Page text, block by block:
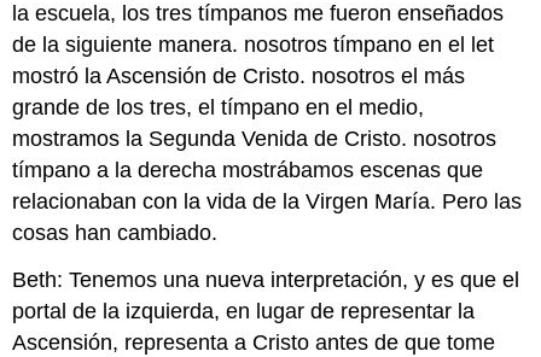
la escuela, los tres tímpanos me fueron enseñados
de la siguiente manera. nosotros tímpano en el let
mostró la Ascensión de Cristo. nosotros el más
grande de los tres, el tímpano en el medio,
mostramos la Segunda Venida de Cristo. nosotros
tímpano a la derecha mostrábamos escenas que
relacionaban con la vida de la Virgen María. Pero las
cosas han cambiado.
Beth: Tenemos una nueva interpretación, y es que el
portal de la izquierda, en lugar de representar la
Ascensión, representa a Cristo antes de que tome